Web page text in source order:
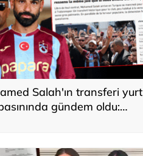
Salah'ın transferi yurt
basınında gündem oldu: